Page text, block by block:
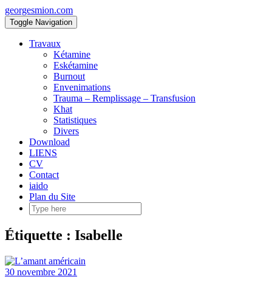
Skip
to
content
georgesmion.com
Toggle Navigation
Travaux
Kétamine
Eskétamine
Burnout
Envenimations
Trauma – Remplissage – Transfusion
Khat
Statistiques
Divers
Download
LIENS
CV
Contact
iaido
Plan du Site
Étiquette : Isabelle
30 novembre 2021